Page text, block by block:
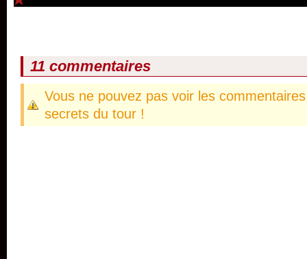
11 commentaires
Vous ne pouvez pas voir les
secrets du tour !